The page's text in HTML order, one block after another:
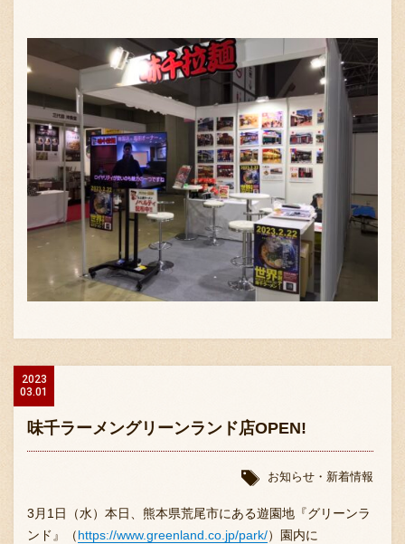
2023
03.01
味千ラーメングリーンランド店OPEN!
お知らせ・新着情報
3月1日（水）本日、熊本県荒尾市にある遊園地『グリーンラ
ンド』（https://www.greenland.co.jp/park/）園内に